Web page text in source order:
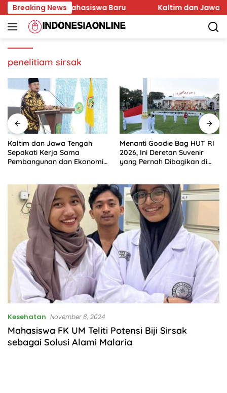
Skip
to
content
Breaking News
Karakter Mahasiswa Baru Kaltim dan Jawa
penelitiam sirsak
Kaltim dan Jawa Tengah
Sepakati Kerja Sama
Pembangunan dan Ekonomi
Menanti Goodie Bag HUT RI
2026, Ini Deretan Suvenir
yang Pernah Dibagikan di
Kesehatan November 8, 2024
Mahasiswa FK UM Teliti Potensi Biji Sirsak
sebagai Solusi Alami Malaria